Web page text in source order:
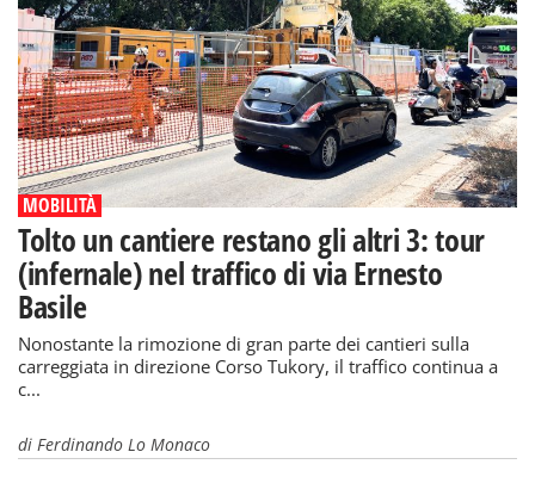
MOBILITÀ
Tolto un cantiere restano gli altri 3: tour
(infernale) nel traffico di via Ernesto
Basile
Nonostante la rimozione di gran parte dei cantieri sulla
carreggiata in direzione Corso Tukory, il traffico continua a
c...
di Ferdinando Lo Monaco